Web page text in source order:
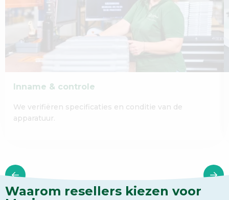
Inname & controle
We verifiëren specificaties en conditie van de
apparatuur.
Waarom resellers kiezen voor